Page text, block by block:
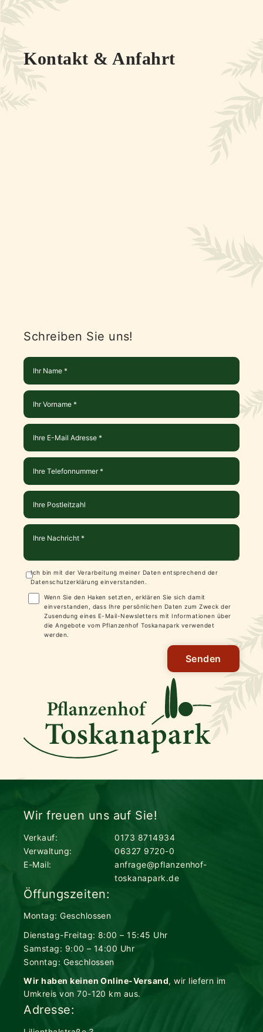
Kontakt & Anfahrt
Schreiben Sie uns!
Ich bin mit der Verarbeitung meiner Daten entsprechend der
Datenschutzerklärung einverstanden.
Wenn Sie den Haken setzten, erklären Sie sich damit
einverstanden, dass Ihre persönlichen Daten zum Zweck der
Zusendung eines E-Mail-Newsletters mit Informationen über
die Angebote vom Pflanzenhof Toskanapark verwendet
werden.
Senden
Wir freuen uns auf Sie!
Verkauf:
0173 8714934
Verwaltung:
06327 9720-0
E-Mail:
anfrage@pflanzenhof-
toskanapark.de
Öffungszeiten:
Montag: Geschlossen
Dienstag-Freitag: 8:00 – 15:45 Uhr
Samstag: 9:00 – 14:00 Uhr
Sonntag: Geschlossen
Wir haben keinen Online-Versand, wir liefern im
Umkreis von 70-120 km aus.
Adresse: